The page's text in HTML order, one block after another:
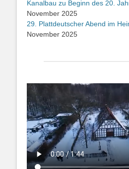
Kanalbau zu Beginn des 20.
November 2025
29. Plattdeutscher Abend im
November 2025